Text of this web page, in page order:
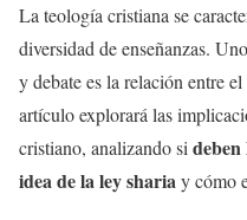
La teología cristiana se
diversidad de enseñanzas.
y debate es la relación entre
artículo explorará las
cristiano, analizando si
idea de la ley shariay cómo